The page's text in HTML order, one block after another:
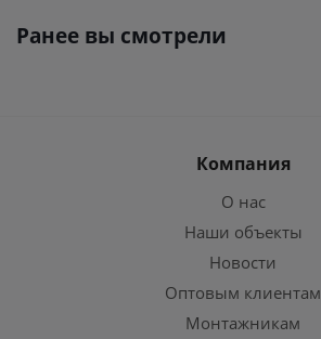
Ранее вы смотрели
Компания
О нас
Наши объекты
Новости
Оптовым клиентам
Монтажникам